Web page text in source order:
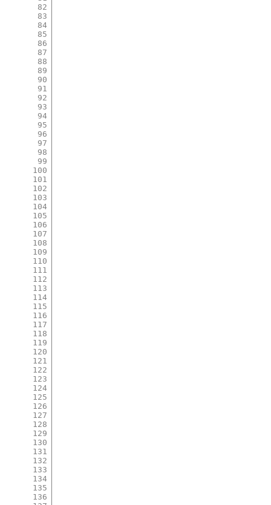
82
83
84
85
86
87
88
89
90
91
92
93
94
95
96
97
98
99
100
101
102
103
104
105
106
107
108
109
110
111
112
113
114
115
116
117
118
119
120
121
122
123
124
125
126
127
128
129
130
131
132
133
134
135
136